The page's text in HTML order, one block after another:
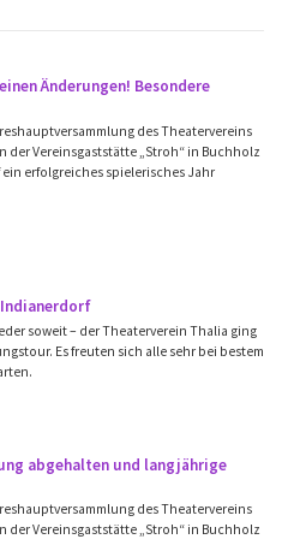
Änderungen! Besondere
des Theatervereins
der Vereinsgaststätte „Stroh“ in Buchholz
erfolgreiches spielerisches Jahr
soweit – der Theaterverein Thalia ging
Es freuten sich alle sehr bei bestem
abgehalten und langjährige
des Theatervereins
der Vereinsgaststätte „Stroh“ in Buchholz